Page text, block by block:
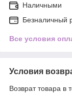
Наличными
Безналичный
Все условия
Условия
Возврат товара в